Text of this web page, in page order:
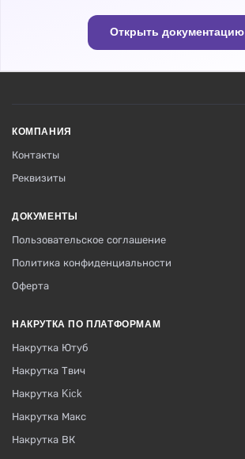
Открыть документацию
КОМПАНИЯ
Контакты
Реквизиты
ДОКУМЕНТЫ
Пользовательское соглашение
Политика конфиденциальности
Оферта
НАКРУТКА ПО ПЛАТФОРМАМ
Накрутка Ютуб
Накрутка Твич
Накрутка Kick
Накрутка Макс
Накрутка ВК